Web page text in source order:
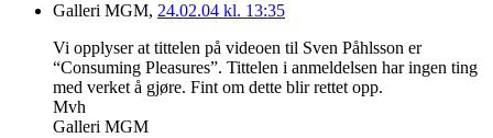
Galleri MGM, 24.02.04 kl. 13:35
Vi opplyser at tittelen på videoen til Sven Påhlsson er
“Consuming Pleasures”. Tittelen i anmeldelsen har ingen ting
med verket å gjøre. Fint om dette blir rettet opp.
Mvh
Galleri MGM